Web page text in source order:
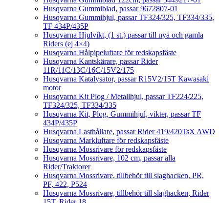
Husqvarna Gummiblad, passar 9672807-01
Husqvarna Gummihjul, passar TF324/325, TF334/335,
TF 434P/435P
Husqvarna Hjulvikt, (1 st.) passar till nya och gamla
Riders (ej 4×4)
Husqvarna Hålpipeluftare för redskapsfäste
Husqvarna Kantskärare, passar Rider
11R/11C/13C/16C/15V2/175
Husqvarna Katalysator, passar R15V2/15T Kawasaki
motor
Husqvarna Kit Plog / Metallhjul, passar TF224/225,
TF324/325, TF334/335
Husqvarna Kit, Plog, Gummihjul, vikter, passar TF
434P/435P
Husqvarna Lasthållare, passar Rider 419/420TsX AWD
Husqvarna Markluftare för redskapsfäste
Husqvarna Mossrivare för redskapsfäste
Husqvarna Mossrivare, 102 cm, passar alla
Rider/Traktorer
Husqvarna Mossrivare, tillbehör till slaghacken, PR,
PF, 422, P524
Husqvarna Mossrivare, tillbehör till slaghacken, Rider